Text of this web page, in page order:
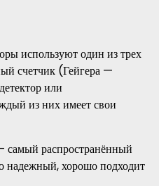
используют один из трех
счетчик (Гейгера —
или
из них имеет свои
распространённый
надежный, хорошо подходит